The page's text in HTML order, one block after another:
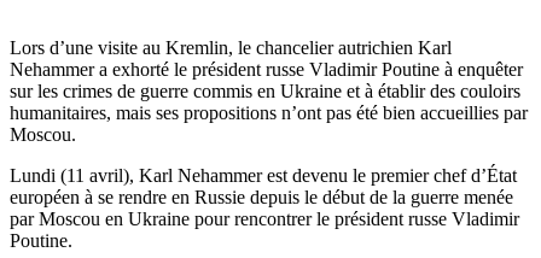
Lors d’une visite au Kremlin, le chancelier autrichien Karl
Nehammer a exhorté le président russe Vladimir Poutine à enquêter
sur les crimes de guerre commis en Ukraine et à établir des couloirs
humanitaires, mais ses propositions n’ont pas été bien accueillies par
Moscou.
Lundi (11 avril), Karl Nehammer est devenu le premier chef d’État
européen à se rendre en Russie depuis le début de la guerre menée
par Moscou en Ukraine pour rencontrer le président russe Vladimir
Poutine.